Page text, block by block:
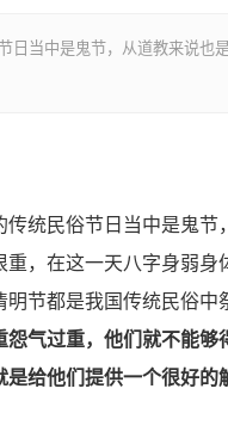
日当中是鬼节，从道教来说也
民俗节日当中是鬼节
，在这一天八字身弱
节都是我国传统民俗
气过重，他们就不能
给他们提供一个很好的